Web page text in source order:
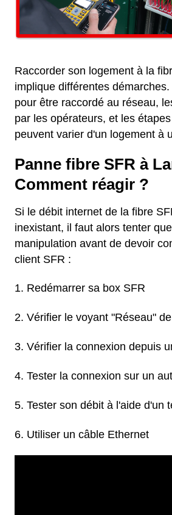
Raccorder son logement à la
implique différentes
pour être raccordé au réseau,
par les opérateurs, et les
peuvent varier d'un logement à
Panne fibre SFR à
Comment réagir ?
Si le débit internet de la fibre
inexistant, il faut alors tenter
manipulation avant de devoir
client SFR :
Redémarrer sa box SFR
Vérifier le voyant "Réseau"
Vérifier la connexion depuis
Tester la connexion sur un
Tester son débit à l'aide d'un
Utiliser un câble Ethernet